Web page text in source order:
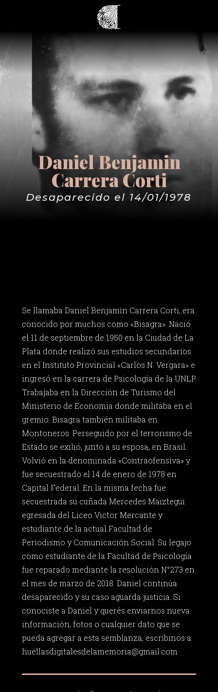
Daniel Benjamin
Carrera Corti
Desaparecido el 14/01/1978
Se llamaba Daniel Benjamin Carrera Corti, era
conocido por muchos como «Bisagra». Nació
el 11 de septiembre de 1950 en la Ciudad de La
Plata donde realizó sus estudios secundarios
en el Instituto Provincial «Carlos N. Vergara» e
ingresó en la carrera de Psicología de la UNLP.
Trabajaba en la Dirección de Turismo del
Ministerio de Economia donde militaba en el
gremio. Bisagra también militaba en
Montoneros. Perseguido por el terrorismo de
Estado se exilió, junto a su esposa, en Brasil.
Volvió en la denominada «Contraofensiva» y
fue secuestrado el 14 de enero de 1978 en
Capital Federal. En la misma fecha fue
secuestrada su cuñada Mercedes Maiztegui
egresada del Liceo Victor Mercante y
estudiante de la actual Facultad de
Periodismo y Comunicación Social. Su legajo
como estudiante de la Facultad de Psicología
fue reparado mediante la resolución N°273 en
el mes de marzo de 2018. Daniel continúa
desaparecido y su caso aguarda justicia. Si
conociste a Daniel y querés enviarnos nueva
información, fotos o cualquier dato que se
pueda agregar a esta semblanza, escribinos a
huellasdigitalesdelamemoria@gmail.com